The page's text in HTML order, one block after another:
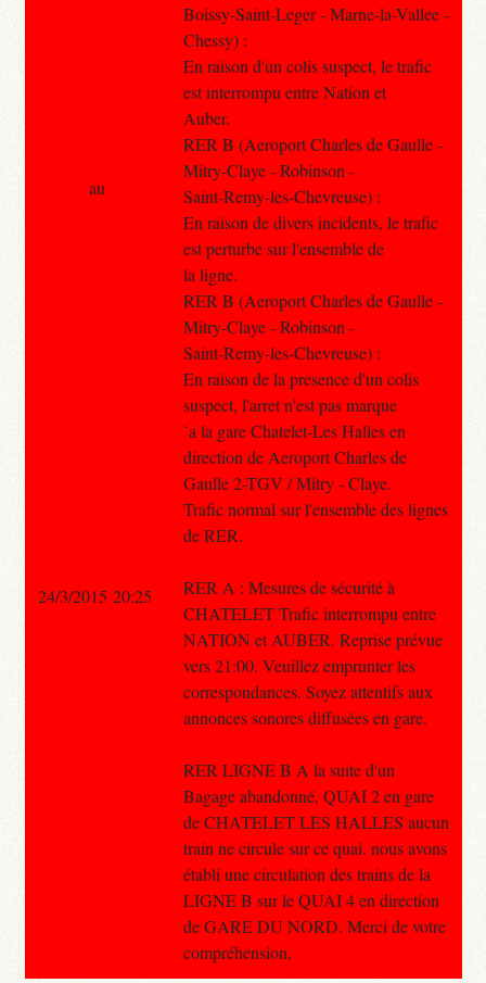
Boissy-Saint-Leger - Marne-la-Vallee -
Chessy) :
En raison d'un colis suspect, le trafic
est interrompu entre Nation et
Auber.
RER B (Aeroport Charles de Gaulle -
Mitry-Claye - Robinson -
Saint-Remy-les-Chevreuse) :
En raison de divers incidents, le trafic
est perturbe sur l'ensemble de
la ligne.
RER B (Aeroport Charles de Gaulle -
Mitry-Claye - Robinson -
Saint-Remy-les-Chevreuse) :
En raison de la presence d'un colis
suspect, l'arret n'est pas marque
`a la gare Chatelet-Les Halles en
direction de Aeroport Charles de
Gaulle 2-TGV / Mitry - Claye.
Trafic normal sur l'ensemble des lignes
de RER.
RER A : Mesures de sécurité à
CHATELET Trafic interrompu entre
NATION et AUBER. Reprise prévue
vers 21:00. Veuillez emprunter les
correspondances. Soyez attentifs aux
annonces sonores diffusées en gare.
RER LIGNE B A la suite d'un
Bagage abandonné, QUAI 2 en gare
de CHATELET LES HALLES aucun
train ne circule sur ce quai. nous avons
établi une circulation des trains de la
LIGNE B sur le QUAI 4 en direction
de GARE DU NORD. Merci de votre
compréhension.
au
24/3/2015 20:25